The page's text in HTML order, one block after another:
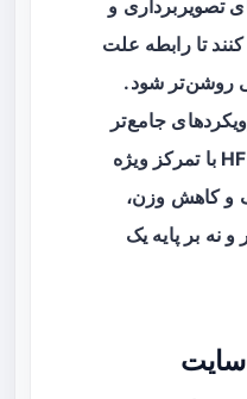
تصویربرداری و
کنند تا رابطه علت
روشن‌تر شود.
جامع‌تر
در مدیریت بیماران HFpEF با تمرکز ویژه
و کاهش وزن،
و نه بر پایه یک
سایت